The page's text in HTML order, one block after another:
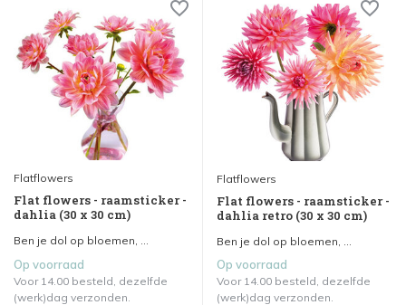
Flatflowers
Flat flowers - raamsticker -
dahlia (30 x 30 cm)
Ben je dol op bloemen, ...
Op voorraad
Voor 14.00 besteld, dezelfde
(werk)dag verzonden.
Flatflowers
Flat flowers - raamsticker -
dahlia retro (30 x 30 cm)
Ben je dol op bloemen, ...
Op voorraad
Voor 14.00 besteld, dezelfde
(werk)dag verzonden.